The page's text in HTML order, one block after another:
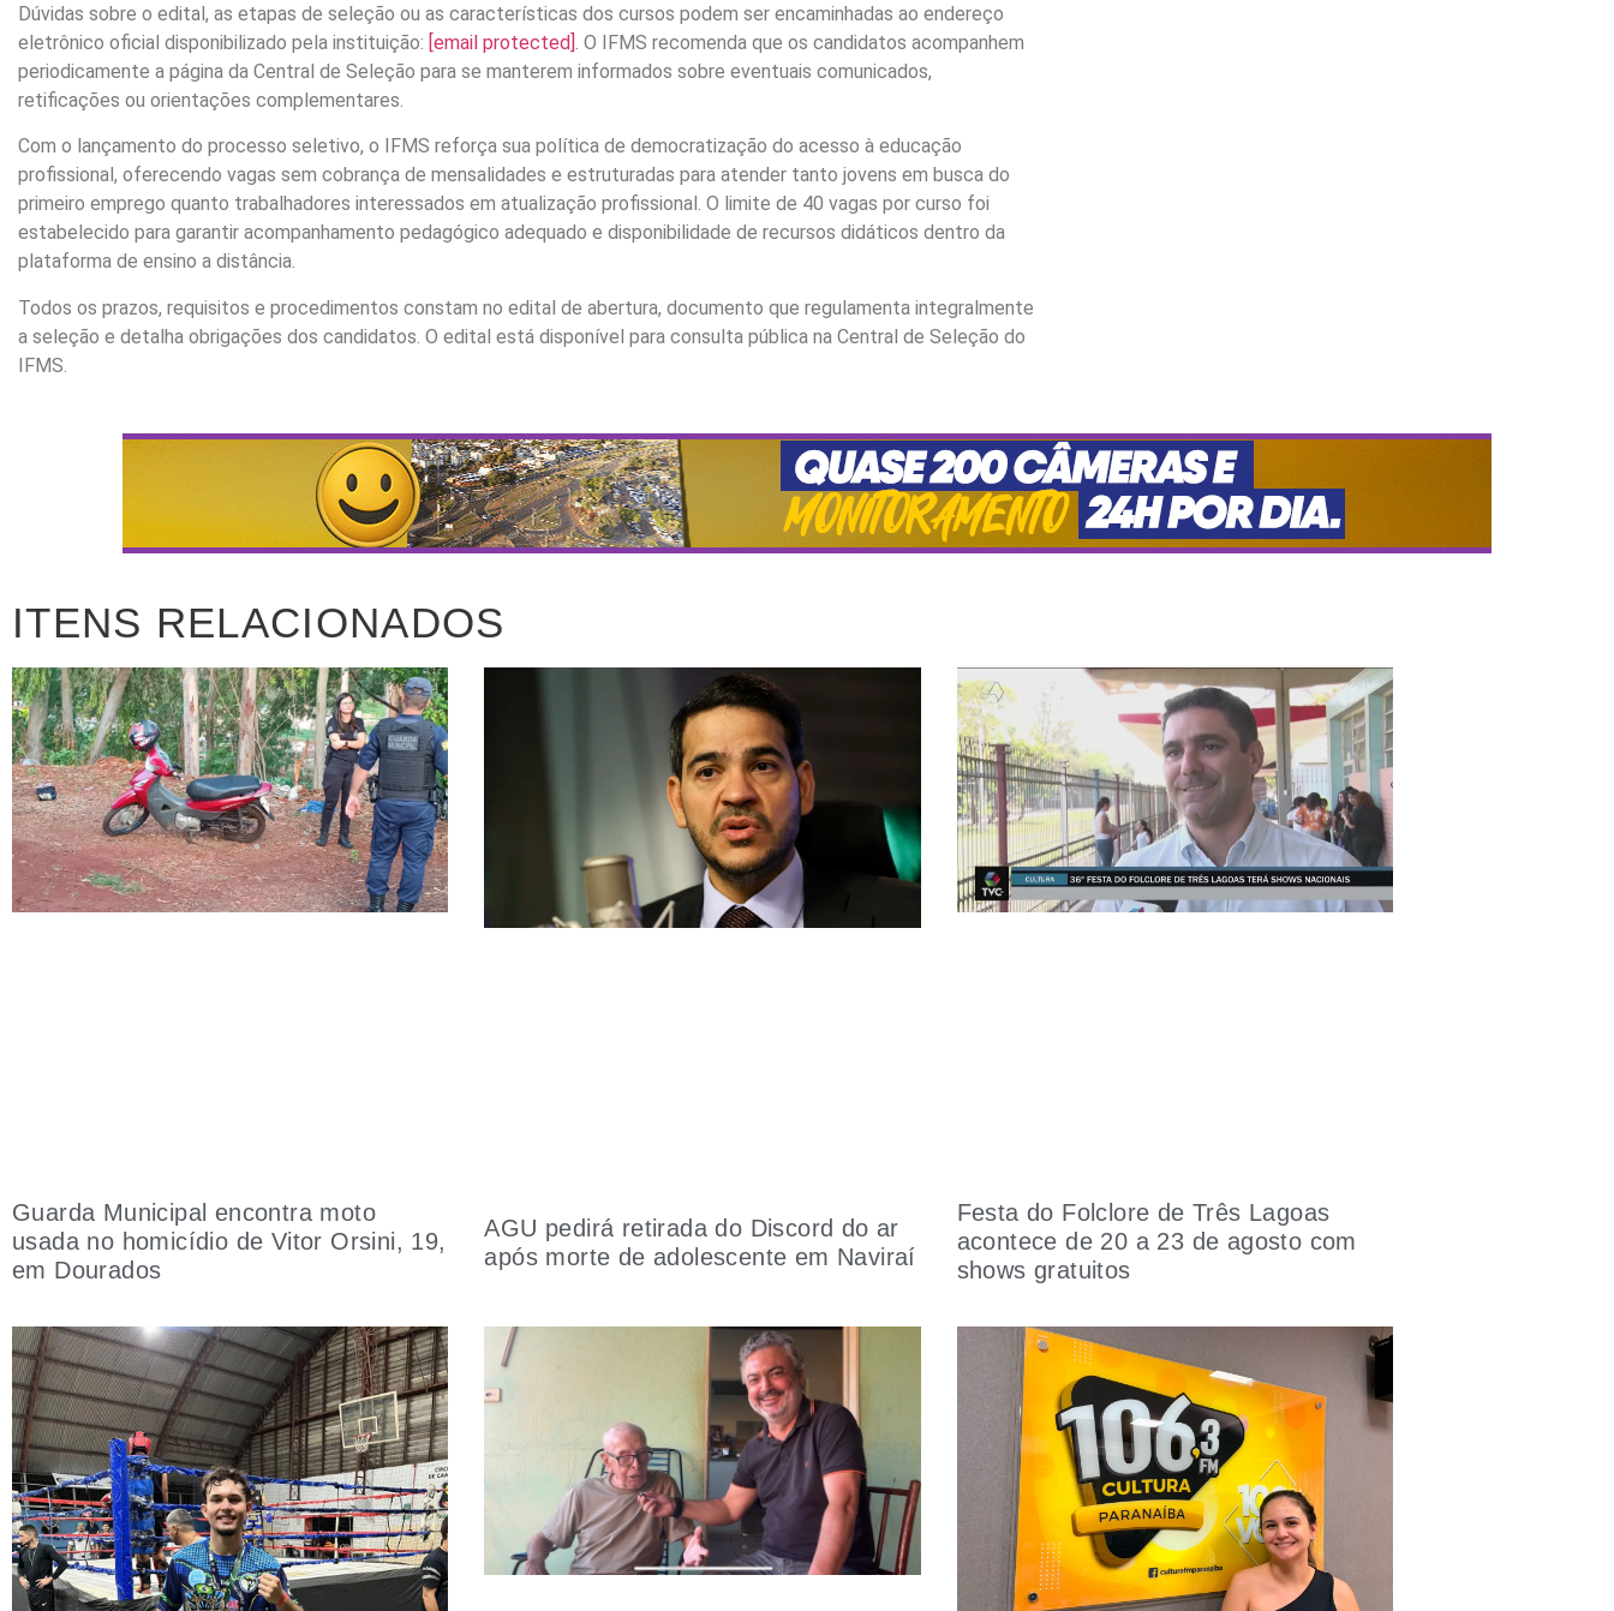
Dúvidas sobre o edital, as etapas de seleção ou as características dos cursos podem ser encaminhadas ao endereço
eletrônico oficial disponibilizado pela instituição: [email protected] . O IFMS recomenda que os candidatos acompanhem
periodicamente a página da Central de Seleção para se manterem informados sobre eventuais comunicados,
retificações ou orientações complementares.
Com o lançamento do processo seletivo, o IFMS reforça sua política de democratização do acesso à educação
profissional, oferecendo vagas sem cobrança de mensalidades e estruturadas para atender tanto jovens em busca do
primeiro emprego quanto trabalhadores interessados em atualização profissional. O limite de 40 vagas por curso foi
estabelecido para garantir acompanhamento pedagógico adequado e disponibilidade de recursos didáticos dentro da
plataforma de ensino a distância.
Todos os prazos, requisitos e procedimentos constam no edital de abertura, documento que regulamenta integralmente
a seleção e detalha obrigações dos candidatos. O edital está disponível para consulta pública na Central de Seleção do
IFMS.
ITENS RELACIONADOS
Guarda Municipal encontra moto
usada no homicídio de Vitor Orsini, 19,
em Dourados
AGU pedirá retirada do Discord do ar
após morte de adolescente em Naviraí
Festa do Folclore de Três Lagoas
acontece de 20 a 23 de agosto com
shows gratuitos